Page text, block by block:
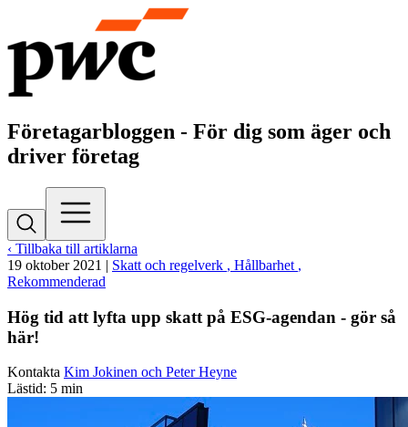
Företagarbloggen - För dig som äger och
driver företag
‹ Tillbaka till artiklarna
19 oktober 2021 | Skatt och regelverk , Hållbarhet ,
Rekommenderad
Hög tid att lyfta upp skatt på ESG-agendan - gör så
här!
Kontakta Kim Jokinen och Peter Heyne
Lästid: 5 min